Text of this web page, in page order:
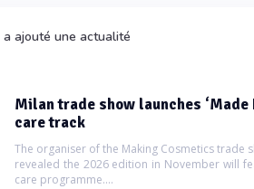
a ajouté une actualité
Milan trade show launches ‘Made
care track
The organiser of the Making Cosmetics trade
revealed the 2026 edition in November will
care programme....